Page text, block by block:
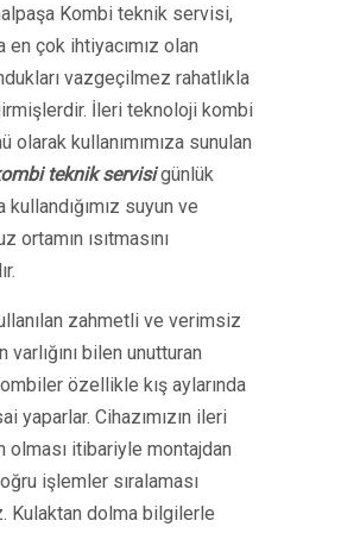
Kombi teknik servisi,
en çok ihtiyacımız olan
vazgeçilmez rahatlıkla
İleri teknoloji kombi
olarak kullanımımıza sunulan
teknik servisigünlük
kullandığımız suyun ve
ortamın ısıtmasını
zahmetli ve verimsiz
varlığını bilen unutturan
özellikle kış aylarında
yaparlar. Cihazımızın ileri
olması itibariyle montajdan
işlemler sıralaması
Kulaktan dolma bilgilerle